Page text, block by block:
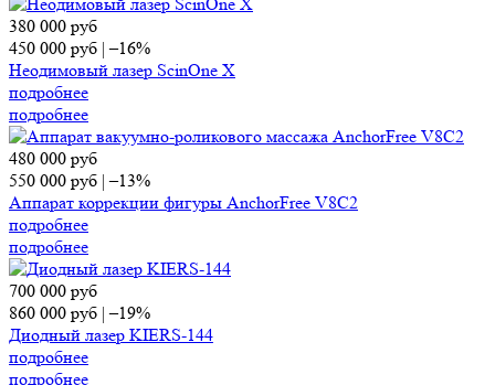
380 000 руб
450 000 руб |–16%
Неодимовый лазер ScinOne X
подробнее
подробнее
480 000 руб
550 000 руб |–13%
Аппарат коррекции фигуры AnchorFree V8C2
подробнее
подробнее
700 000 руб
860 000 руб |–19%
Диодный лазер KIERS-144
подробнее
подробнее